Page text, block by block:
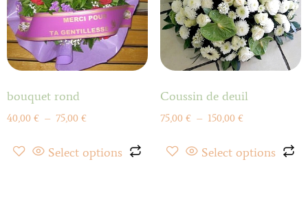
bouquet rond
40,00 € – 75,00 €
Select options
Coussin de deuil
75,00 € – 150,00 €
Select options